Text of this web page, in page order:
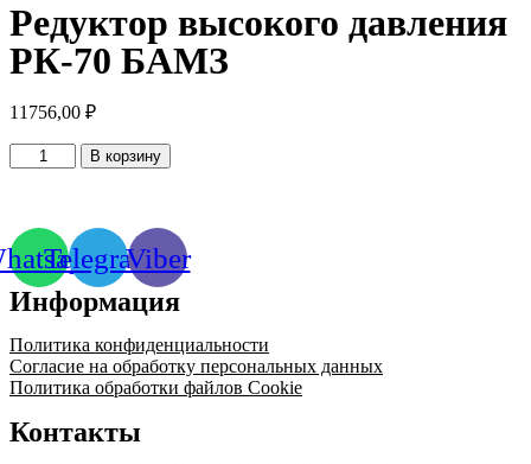
Редуктор высокого давления
РК-70 БАМЗ
11756,00 ₽
Количество
товара
давления
РК-70
БАМЗ
В корзину
TelegramViber
Информация
Политика конфиденциальности
Согласие на обработку персональных данных
Политика обработки файлов Cookie
Контакты